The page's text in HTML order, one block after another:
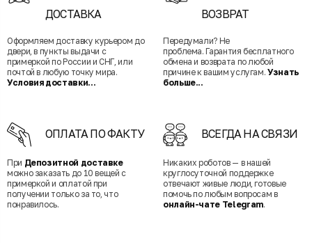
ДОСТАВКА
Оформляем доставку курьером до
двери, в пункты выдачи с
примеркой по России и СНГ, или
почтой в любую точку мира.
Условия доставки...
ВОЗВРАТ
Передумали? Не
проблема. Гарантия бесплатного
обмена и возврата по любой
причине к вашим услугам. Узнать
больше...
ОПЛАТА ПО ФАКТУ
При Депозитной доставке
можно заказать до 10 вещей с
примеркой и оплатой при
получении только за то, что
понравилось.
ВСЕГДА НА СВЯЗИ
Никаких роботов — в нашей
круглосуточной поддержке
отвечают живые люди, готовые
помочь по любым вопросам в
онлайн-чате Telegram.